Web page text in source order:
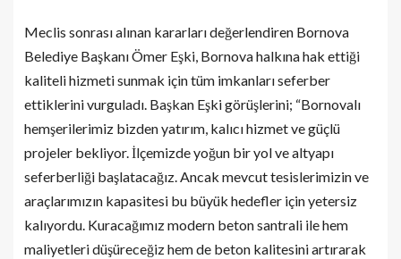
Meclis sonrası alınan kararları değerlendiren Bornova
Belediye Başkanı Ömer Eşki, Bornova halkına hak ettiği
kaliteli hizmeti sunmak için tüm imkanları seferber
ettiklerini vurguladı. Başkan Eşki görüşlerini; “Bornovalı
hemşerilerimiz bizden yatırım, kalıcı hizmet ve güçlü
projeler bekliyor. İlçemizde yoğun bir yol ve altyapı
seferberliği başlatacağız. Ancak mevcut tesislerimizin ve
araçlarımızın kapasitesi bu büyük hedefler için yetersiz
kalıyordu. Kuracağımız modern beton santrali ile hem
maliyetleri düşüreceğiz hem de beton kalitesini artırarak